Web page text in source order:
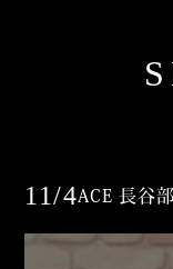
11/4ACE 長谷